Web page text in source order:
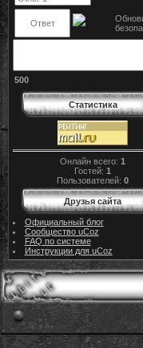
500
Статистика
Онлайн всего: 1
Гостей: 1
Пользователей: 0
Друзья сайта
Официальный блог
Сообщество uCoz
FAQ по системе
Инструкции для uCoz